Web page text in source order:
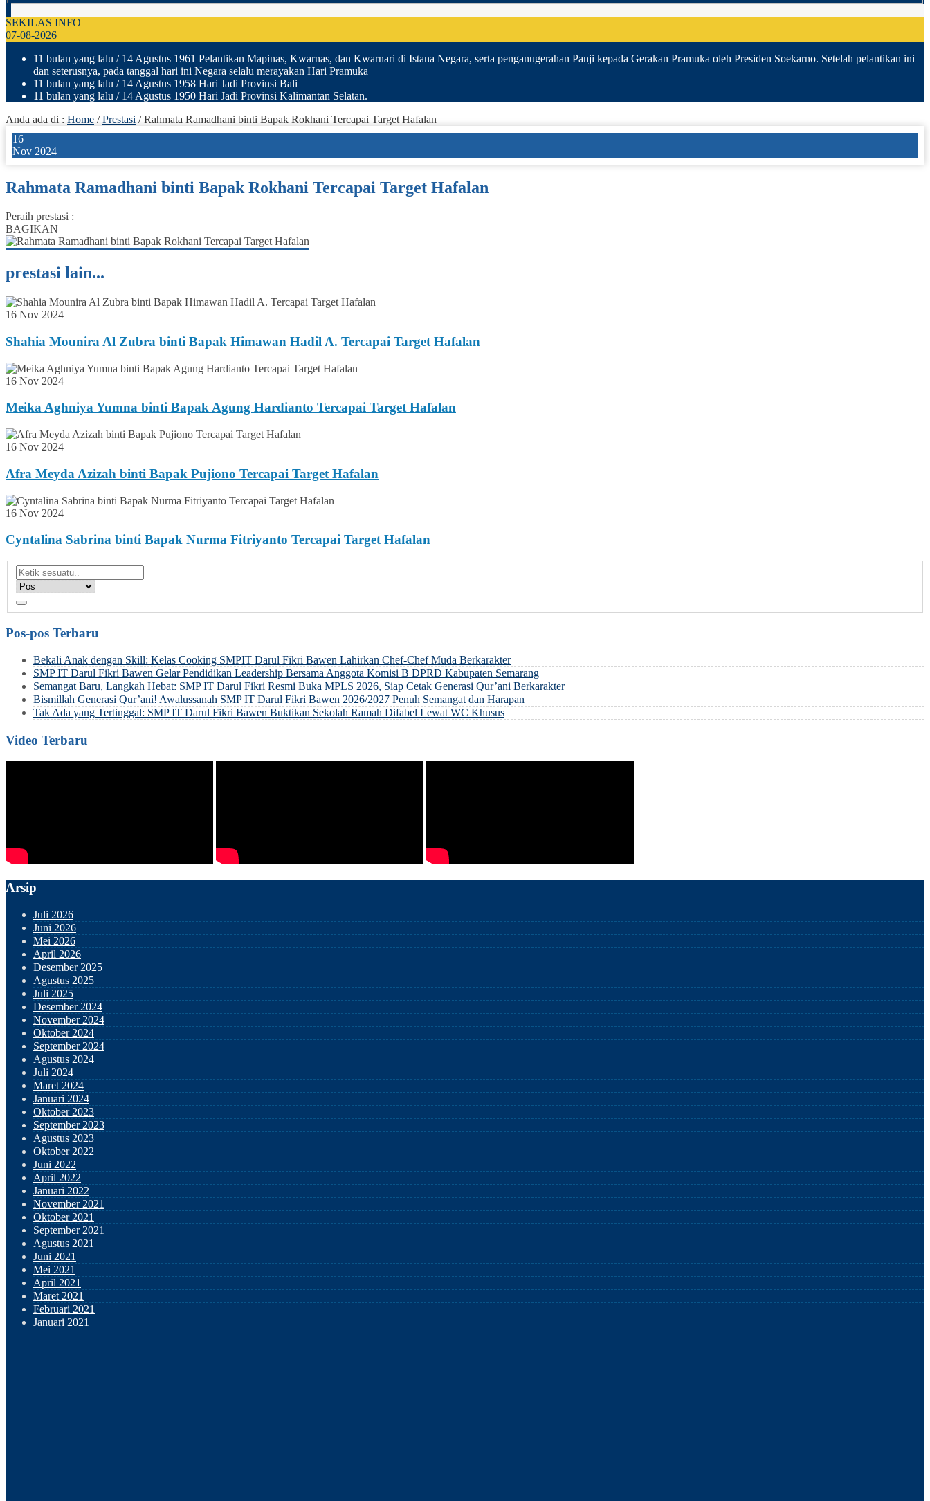
SEKILAS INFO
07-08-2026
11 bulan yang lalu / 14 Agustus 1961 Pelantikan Mapinas, Kwarnas, dan Kwarnari di Istana Negara, serta penganugerahan Panji kepada Gerakan Pramuka oleh Presiden Soekarno. Setelah pelantikan ini
dan seterusnya, pada tanggal hari ini Negara selalu merayakan Hari Pramuka
11 bulan yang lalu / 14 Agustus 1958 Hari Jadi Provinsi Bali
11 bulan yang lalu / 14 Agustus 1950 Hari Jadi Provinsi Kalimantan Selatan.
Anda ada di : Home /Prestasi /Rahmata Ramadhani binti Bapak Rokhani Tercapai Target Hafalan
16
Nov 2024
Rahmata Ramadhani binti Bapak Rokhani Tercapai Target Hafalan
Peraih prestasi :
BAGIKAN
prestasi lain...
16 Nov 2024
Shahia Mounira Al Zubra binti Bapak Himawan Hadil A. Tercapai Target Hafalan
16 Nov 2024
Meika Aghniya Yumna binti Bapak Agung Hardianto Tercapai Target Hafalan
16 Nov 2024
Afra Meyda Azizah binti Bapak Pujiono Tercapai Target Hafalan
16 Nov 2024
Cyntalina Sabrina binti Bapak Nurma Fitriyanto Tercapai Target Hafalan
Pos-pos Terbaru
Bekali Anak dengan Skill: Kelas Cooking SMPIT Darul Fikri Bawen Lahirkan Chef-Chef Muda Berkarakter
SMP IT Darul Fikri Bawen Gelar Pendidikan Leadership Bersama Anggota Komisi B DPRD Kabupaten Semarang
Semangat Baru, Langkah Hebat: SMP IT Darul Fikri Resmi Buka MPLS 2026, Siap Cetak Generasi Qur’ani Berkarakter
Bismillah Generasi Qur’ani! Awalussanah SMP IT Darul Fikri Bawen 2026/2027 Penuh Semangat dan Harapan
Tak Ada yang Tertinggal: SMP IT Darul Fikri Bawen Buktikan Sekolah Ramah Difabel Lewat WC Khusus
Video Terbaru
Arsip
Juli 2026
Juni 2026
Mei 2026
April 2026
Desember 2025
Agustus 2025
Juli 2025
Desember 2024
November 2024
Oktober 2024
September 2024
Agustus 2024
Juli 2024
Maret 2024
Januari 2024
Oktober 2023
September 2023
Agustus 2023
Oktober 2022
Juni 2022
April 2022
Januari 2022
November 2021
Oktober 2021
September 2021
Agustus 2021
Juni 2021
Mei 2021
April 2021
Maret 2021
Februari 2021
Januari 2021